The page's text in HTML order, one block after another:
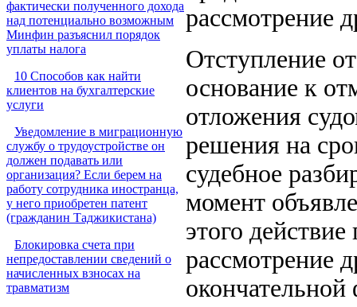
фактически полученного дохода
над потенциально возможным
Минфин разъяснил порядок
уплаты налога
10 Способов как найти
клиентов на бухгалтерские
услуги
Уведомление в миграционную
службу о трудоустройстве он
должен подавать или
организация? Если берем на
работу сотрудника иностранца,
у него приобретен патент
(гражданин Таджикистана)
Блокировка счета при
непредоставлении сведений о
начисленных взносах на
травматизм
рассмотрение
Отступление
основание к
отложения
решения на
судебное
момент
этого
рассмотрение